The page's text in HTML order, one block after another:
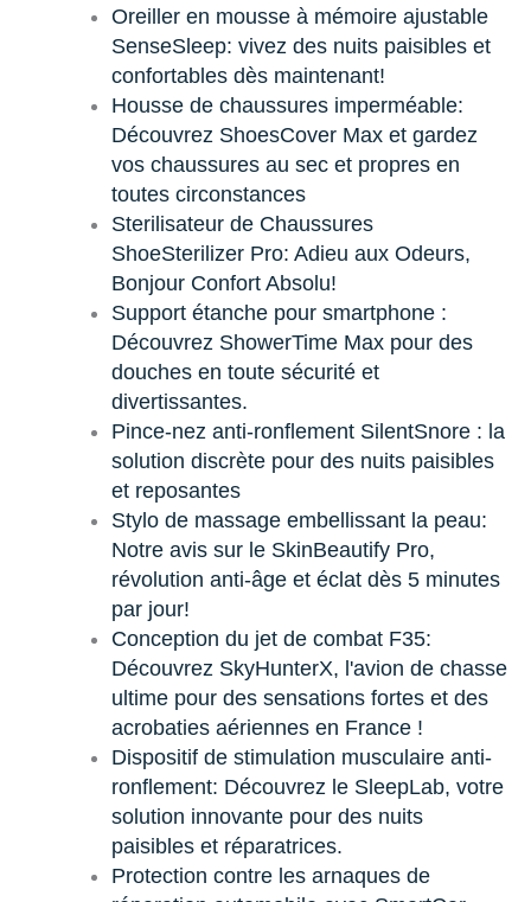
Oreiller en mousse à mémoire ajustable
SenseSleep: vivez des nuits paisibles et
confortables dès maintenant!
Housse de chaussures imperméable:
Découvrez ShoesCover Max et gardez
vos chaussures au sec et propres en
toutes circonstances
Sterilisateur de Chaussures
ShoeSterilizer Pro: Adieu aux Odeurs,
Bonjour Confort Absolu!
Support étanche pour smartphone :
Découvrez ShowerTime Max pour des
douches en toute sécurité et
divertissantes.
Pince-nez anti-ronflement SilentSnore : la
solution discrète pour des nuits paisibles
et reposantes
Stylo de massage embellissant la peau:
Notre avis sur le SkinBeautify Pro,
révolution anti-âge et éclat dès 5 minutes
par jour!
Conception du jet de combat F35:
Découvrez SkyHunterX, l'avion de chasse
ultime pour des sensations fortes et des
acrobaties aériennes en France !
Dispositif de stimulation musculaire anti-
ronflement: Découvrez le SleepLab, votre
solution innovante pour des nuits
paisibles et réparatrices.
Protection contre les arnaques de